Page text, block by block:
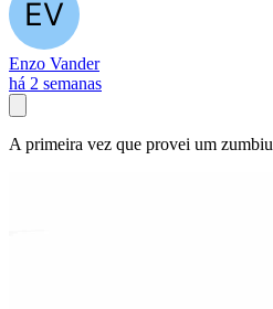
Enzo Vander
há 2 semanas
A primeira vez que provei um zumbiu